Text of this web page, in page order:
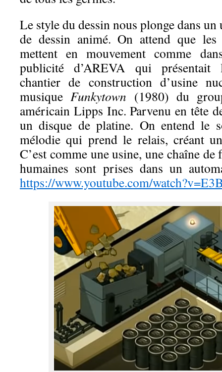
Le style du dessin nous plonge dans
de dessin animé. On attend que les
mettent en mouvement comme
publicité d’AREVA qui présentait
chantier de construction d’usine
musiqueFunkytown (1980) du
américain Lipps Inc. Parvenu en tête
un disque de platine. On entend le
mélodie qui prend le relais, créant
C’est comme une usine, une chaîne
humaines sont prises dans un
https://www.youtube.com/